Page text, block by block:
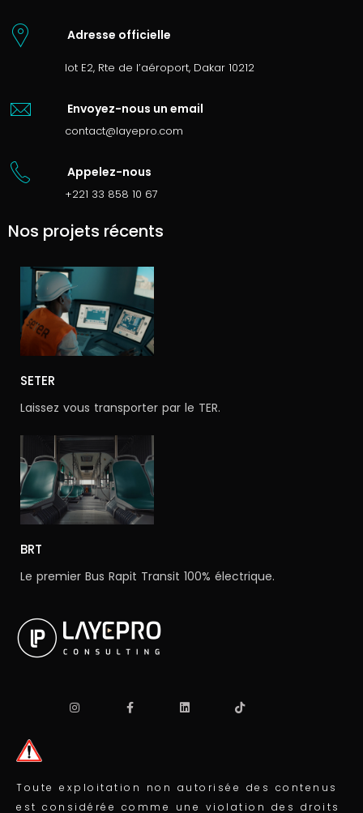
Adresse officielle
lot E2, Rte de l’aéroport, Dakar 10212
Envoyez-nous un email
contact@layepro.com
Appelez-nous
+221 33 858 10 67
Nos projets récents
SETER
Laissez vous transporter par le TER.
BRT
Le premier Bus Rapit Transit 100% électrique.
Toute exploitation non autorisée des contenus
est considérée comme une violation des droits